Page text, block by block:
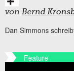
von Bernd
Dan Simmons
Feature